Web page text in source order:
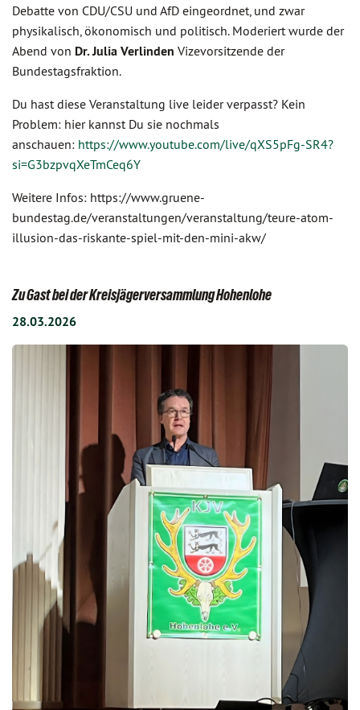
Debatte von CDU/CSU und AfD eingeordnet, und zwar
physikalisch, ökonomisch und politisch. Moderiert wurde der
Abend von Dr. Julia Verlinden Vizevorsitzende der
Bundestagsfraktion.
Du hast diese Veranstaltung live leider verpasst? Kein
Problem: hier kannst Du sie nochmals
anschauen: https://www.youtube.com/live/qXS5pFg-SR4?
si=G3bzpvqXeTmCeq6Y
Weitere Infos: https://www.gruene-
bundestag.de/veranstaltungen/veranstaltung/teure-atom-
illusion-das-riskante-spiel-mit-den-mini-akw/
Zu Gast bei der Kreisjägerversammlung Hohenlohe
28.03.2026